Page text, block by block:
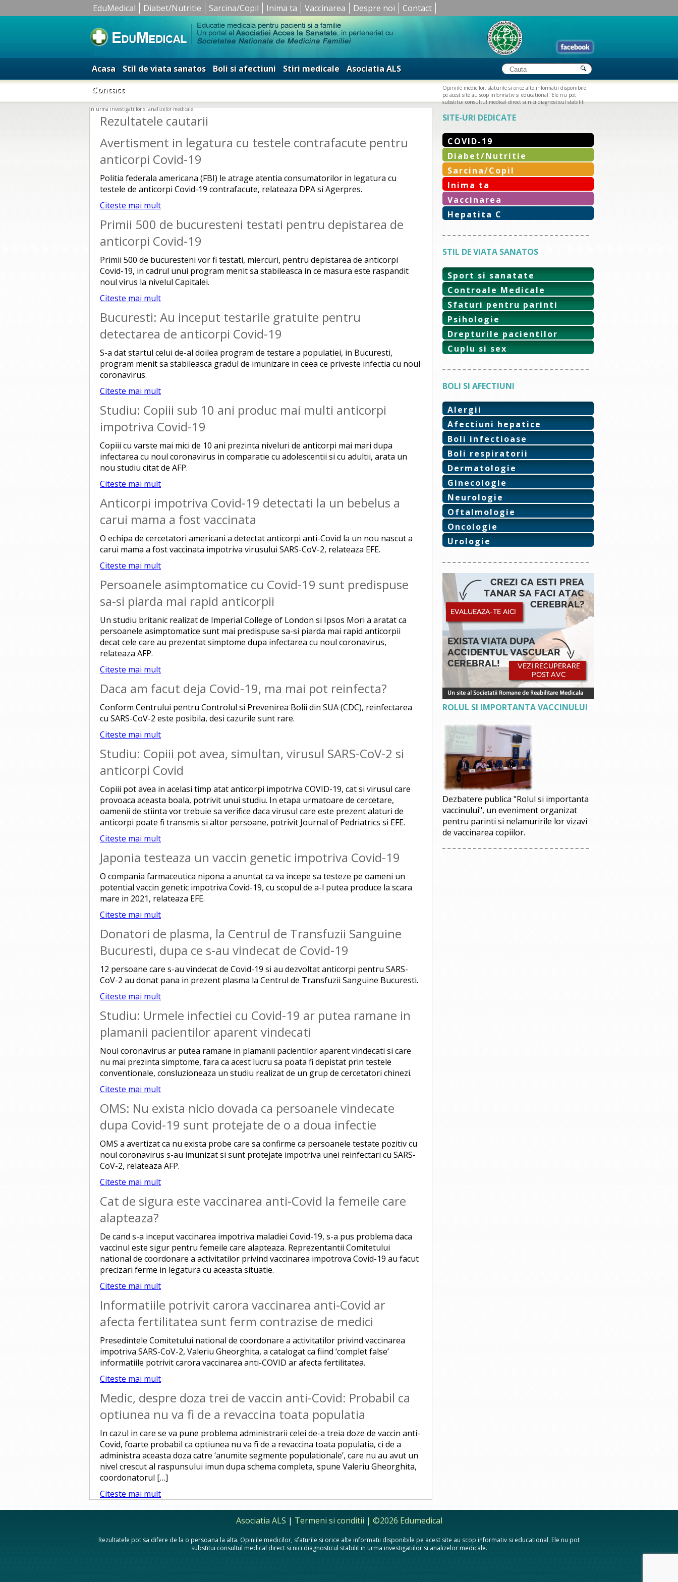
EduMedical Diabet/Nutritie Sarcina/Copil Inima ta Vaccinarea Despre noi Contact
Acasa Stil de viata sanatos Boli si afectiuni Stiri medicale
Asociatia ALS
Contact
Opiniile medicilor, sfaturile si orice alte informatii disponibile
pe acest site au scop informativ si educational. Ele nu pot
substitui consultul medical direct si nici diagnosticul stabilit
in urma investigatiilor si analizelor medicale.
Rezultatele cautarii
Avertisment in legatura cu testele contrafacute pentru
anticorpi Covid-19
Politia federala americana (FBI) le atrage atentia consumatorilor in legatura cu
testele de anticorpi Covid-19 contrafacute, relateaza DPA si Agerpres.
Citeste mai mult
Primii 500 de bucuresteni testati pentru depistarea de
anticorpi Covid-19
Primii 500 de bucuresteni vor fi testati, miercuri, pentru depistarea de anticorpi
Covid-19, in cadrul unui program menit sa stabileasca in ce masura este raspandit
noul virus la nivelul Capitalei.
Citeste mai mult
Bucuresti: Au inceput testarile gratuite pentru
detectarea de anticorpi Covid-19
S-a dat startul celui de-al doilea program de testare a populatiei, in Bucuresti,
program menit sa stabileasca gradul de imunizare in ceea ce priveste infectia cu noul
coronavirus.
Citeste mai mult
Studiu: Copiii sub 10 ani produc mai multi anticorpi
impotriva Covid-19
Copiii cu varste mai mici de 10 ani prezinta niveluri de anticorpi mai mari dupa
infectarea cu noul coronavirus in comparatie cu adolescentii si cu adultii, arata un
nou studiu citat de AFP.
Citeste mai mult
Anticorpi impotriva Covid-19 detectati la un bebelus a
carui mama a fost vaccinata
O echipa de cercetatori americani a detectat anticorpi anti-Covid la un nou nascut a
carui mama a fost vaccinata impotriva virusului SARS-CoV-2, relateaza EFE.
Citeste mai mult
Persoanele asimptomatice cu Covid-19 sunt predispuse
sa-si piarda mai rapid anticorpii
Un studiu britanic realizat de Imperial College of London si Ipsos Mori a aratat ca
persoanele asimptomatice sunt mai predispuse sa-si piarda mai rapid anticorpii
decat cele care au prezentat simptome dupa infectarea cu noul coronavirus,
relateaza AFP.
Citeste mai mult
Daca am facut deja Covid-19, ma mai pot reinfecta?
Conform Centrului pentru Controlul si Prevenirea Bolii din SUA (CDC), reinfectarea
cu SARS-CoV-2 este posibila, desi cazurile sunt rare.
Citeste mai mult
Studiu: Copiii pot avea, simultan, virusul SARS-CoV-2 si
anticorpi Covid
Copiii pot avea in acelasi timp atat anticorpi impotriva COVID-19, cat si virusul care
provoaca aceasta boala, potrivit unui studiu. In etapa urmatoare de cercetare,
oamenii de stiinta vor trebuie sa verifice daca virusul care este prezent alaturi de
anticorpi poate fi transmis si altor persoane, potrivit Journal of Pedriatrics si EFE.
Citeste mai mult
Japonia testeaza un vaccin genetic impotriva Covid-19
O compania farmaceutica nipona a anuntat ca va incepe sa testeze pe oameni un
potential vaccin genetic impotriva Covid-19, cu scopul de a-l putea produce la scara
mare in 2021, relateaza EFE.
Citeste mai mult
Donatori de plasma, la Centrul de Transfuzii Sanguine
Bucuresti, dupa ce s-au vindecat de Covid-19
12 persoane care s-au vindecat de Covid-19 si au dezvoltat anticorpi pentru SARS-
CoV-2 au donat pana in prezent plasma la Centrul de Transfuzii Sanguine Bucuresti.
Citeste mai mult
Studiu: Urmele infectiei cu Covid-19 ar putea ramane in
plamanii pacientilor aparent vindecati
Noul coronavirus ar putea ramane in plamanii pacientilor aparent vindecati si care
nu mai prezinta simptome, fara ca acest lucru sa poata fi depistat prin testele
conventionale, consluzioneaza un studiu realizat de un grup de cercetatori chinezi.
Citeste mai mult
OMS: Nu exista nicio dovada ca persoanele vindecate
dupa Covid-19 sunt protejate de o a doua infectie
OMS a avertizat ca nu exista probe care sa confirme ca persoanele testate pozitiv cu
noul coronavirus s-au imunizat si sunt protejate impotriva unei reinfectari cu SARS-
CoV-2, relateaza AFP.
Citeste mai mult
Cat de sigura este vaccinarea anti-Covid la femeile care
alapteaza?
De cand s-a inceput vaccinarea impotriva maladiei Covid-19, s-a pus problema daca
vaccinul este sigur pentru femeile care alapteaza. Reprezentantii Comitetului
national de coordonare a activitatilor privind vaccinarea impotrova Covid-19 au facut
precizari ferme in legatura cu aceasta situatie.
Citeste mai mult
Informatiile potrivit carora vaccinarea anti-Covid ar
afecta fertilitatea sunt ferm contrazise de medici
Presedintele Comitetului national de coordonare a activitatilor privind vaccinarea
impotriva SARS-CoV-2, Valeriu Gheorghita, a catalogat ca fiind ‘complet false’
informatiile potrivit carora vaccinarea anti-COVID ar afecta fertilitatea.
Citeste mai mult
Medic, despre doza trei de vaccin anti-Covid: Probabil ca
optiunea nu va fi de a revaccina toata populatia
In cazul in care se va pune problema administrarii celei de-a treia doze de vaccin anti-
Covid, foarte probabil ca optiunea nu va fi de a revaccina toata populatia, ci de a
administra aceasta doza catre ‘anumite segmente populationale’, care nu au avut un
nivel crescut al raspunsului imun dupa schema completa, spune Valeriu Gheorghita,
coordonatorul […]
Citeste mai mult
SITE-URI DEDICATE
COVID-19
Diabet/Nutritie
Sarcina/Copil
Inima ta
Vaccinarea
Hepatita C
STIL DE VIATA SANATOS
Sport si sanatate
Controale Medicale
Sfaturi pentru parinti
Psihologie
Drepturile pacientilor
Cuplu si sex
BOLI SI AFECTIUNI
Alergii
Afectiuni hepatice
Boli infectioase
Boli respiratorii
Dermatologie
Ginecologie
Neurologie
Oftalmologie
Oncologie
Urologie
ROLUL SI IMPORTANTA VACCINULUI
Dezbatere publica "Rolul si importanta
vaccinului", un eveniment organizat
pentru parinti si nelamuririle lor vizavi
de vaccinarea copiilor.
Asociatia ALS | Termeni si conditii | ©2026 Edumedical
Rezultatele pot sa difere de la o persoana la alta. Opiniile medicilor, sfaturile si orice alte informatii disponibile pe acest site au scop informativ si educational. Ele nu pot
substitui consultul medical direct si nici diagnosticul stabilit in urma investigatiilor si analizelor medicale.